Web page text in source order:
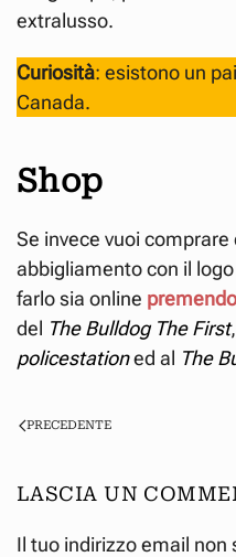
extralusso.
Curiosità: esistono un
Canada.
Shop
Se invece vuoi
abbigliamento con il
farlo sia online
del The Bulldog The First,
policestationed al The
PRECEDENTE
LASCIA UN
Il tuo indirizzo email non